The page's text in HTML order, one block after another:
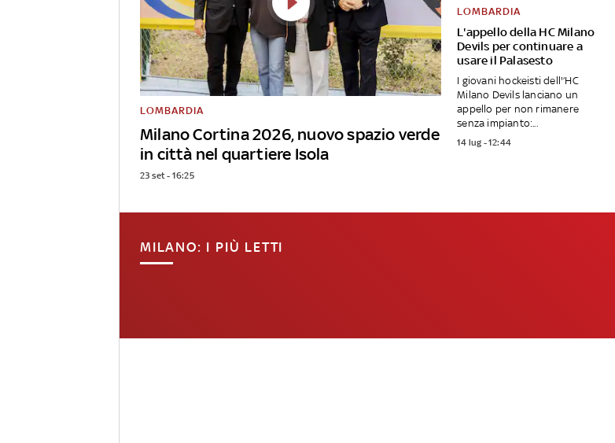
Milano Cortina 2026, nuovo spazio verde
in città nel quartiere Isola
LOMBARDIA
23 set - 16:25
L'appello della HC Milano
Devils per continuare a
usare il Palasesto
LOMBARDIA
I giovani hockeisti dell'’HC
Milano Devils lanciano un
appello per non rimanere
senza impianto:...
14 lug - 12:44
MILANO: I PIÙ LETTI